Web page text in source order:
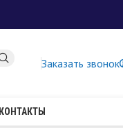
Заказать звонок
КОНТАКТЫ